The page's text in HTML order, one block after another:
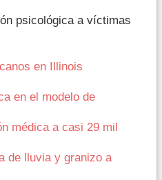
psicológica a víctimas
en Illinois
en el modelo de
médica a casi 29 mil
de lluvia y granizo a